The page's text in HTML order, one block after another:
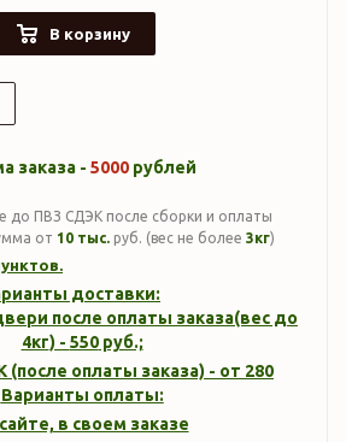
В корзину
заказа - 5000 рублей
до ПВЗ СДЭК после сборки и оплаты
от 10 тыс. руб. (вес не более 3кг)
доставки:
после оплаты заказа(вес до
4кг) - 550руб.;
(после оплаты заказа) - от 280
Варианты оплаты:
в своем заказе